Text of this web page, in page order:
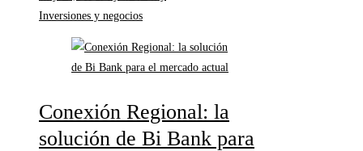
Inversiones y negocios
Conexión Regional: la
solución de Bi Bank para